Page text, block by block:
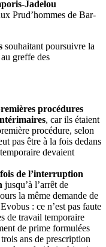
Jadelou
Prud’hommes de Bar-
souhaitant poursuivre la
greffe des
procédures
, car ils étaient
procédure, selon
pas être à la fois dedans
devaient
de l’interruption
jusqu’à l’arrêt de
la même demande de
: ce n’est pas faute
de travail temporaire
de prime formulées
ans de prescription